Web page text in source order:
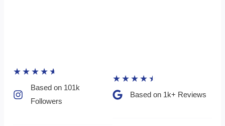
★ ★ ★ ★ ★
Based on 101k
Followers​
★ ★ ★ ★ ★
Based on 1k+ Reviews​